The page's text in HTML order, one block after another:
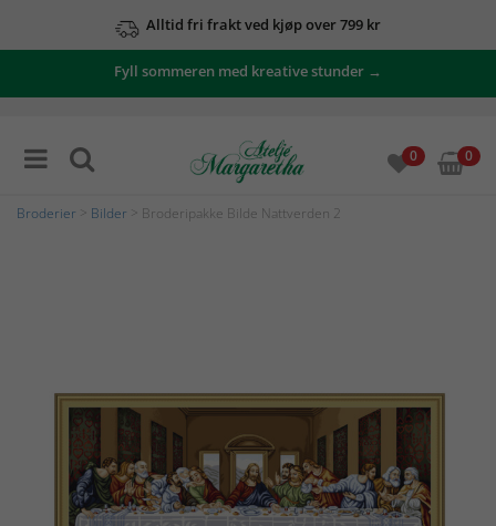
Alltid fri frakt ved kjøp over 799 kr
Fyll sommeren med kreative stunder →
0 0
Broderier Bilder > Broderipakke Bilde Nattverden 2